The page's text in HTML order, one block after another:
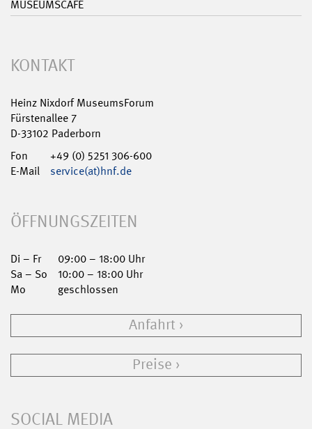
MUSEUMSCAFÉ
KONTAKT
Heinz Nixdorf MuseumsForum
Fürstenallee 7
D-33102 Paderborn
Fon
+49 (0) 5251 306-600
E-Mail
service(at)hnf.de
ÖFFNUNGSZEITEN
Di – Fr
09:00 – 18:00 Uhr
Sa – So
10:00 – 18:00 Uhr
Mo
geschlossen
Anfahrt
Preise
SOCIAL MEDIA